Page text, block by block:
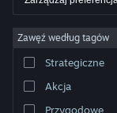
© Valve Corporation.
właścicieli w Stanach
dostępu
Umowa
pieniędzy |Ciasteczka
Zawęź według tagów
Strategiczne
Akcja
Przygodowe